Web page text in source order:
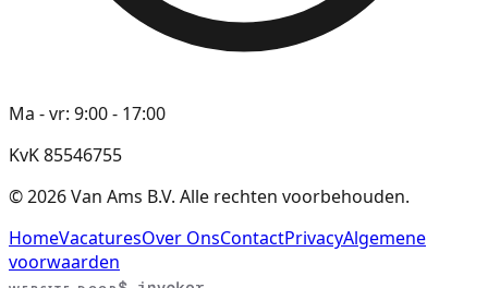
Ma - vr: 9:00 - 17:00
KvK 85546755
©2026Van Ams B.V. Alle rechten voorbehouden.
HomeVacaturesOver OnsContactPrivacyAlgemene
voorwaarden